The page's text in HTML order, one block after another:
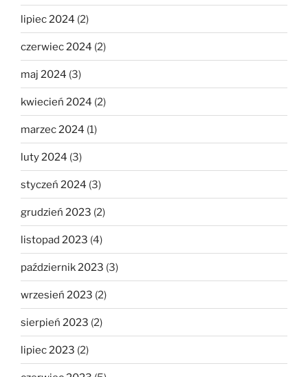
lipiec 2024 (2)
czerwiec 2024 (2)
maj 2024 (3)
kwiecień 2024 (2)
marzec 2024 (1)
luty 2024 (3)
styczeń 2024 (3)
grudzień 2023 (2)
listopad 2023 (4)
październik 2023 (3)
wrzesień 2023 (2)
sierpień 2023 (2)
lipiec 2023 (2)